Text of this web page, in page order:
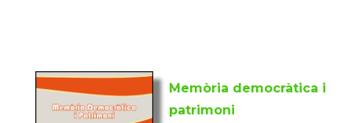
Memòria democràtica i
patrimoni